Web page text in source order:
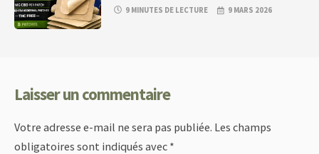
9 MINUTES DE LECTURE 9 MARS 2026
Laisser un commentaire
Votre adresse e-mail ne sera pas publiée. Les champs
obligatoires sont indiqués avec *